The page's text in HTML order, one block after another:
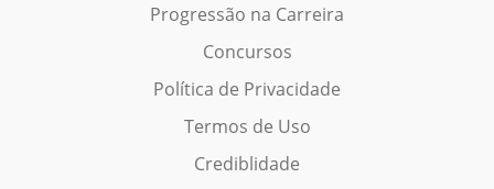
Progressão na Carreira
Concursos
Política de Privacidade
Termos de Uso
Crediblidade